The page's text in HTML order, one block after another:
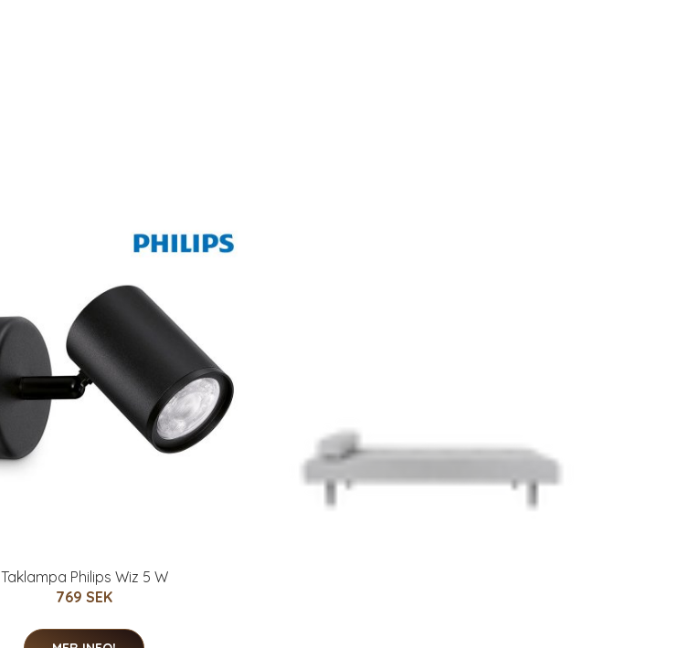
Taklampa Philips Wiz 5 W
769 SEK